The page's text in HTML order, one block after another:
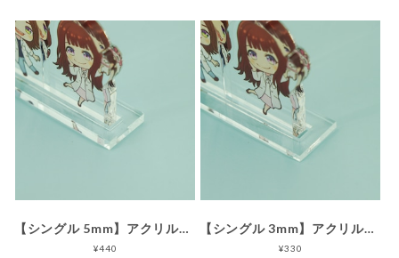
【シングル 5mm】アクリルブロックスタンド しっかりタイプ
¥440
【シングル 3mm】アクリルブロックスタンド すっきりタイプ
¥330